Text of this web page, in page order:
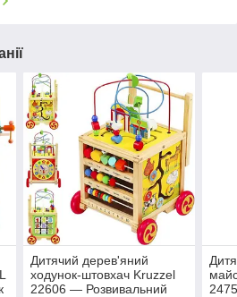
Дитячий дерев'яний
ходунок-штовхач Kruzzel
22606 — Розвивальний